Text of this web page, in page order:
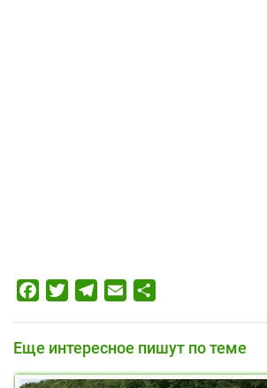
FacebookTwitterTelegram
Email
Еще интересное пишут по теме